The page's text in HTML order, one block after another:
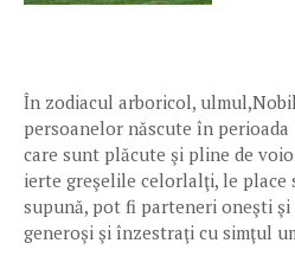
În zodiacul arboricol,
persoanelor născute în perioada
care sunt plăcute şi pline de
ierte greşelile celorlalţi, le place
supună, pot fi parteneri oneşti
generoşi şi înzestraţi cu simţul